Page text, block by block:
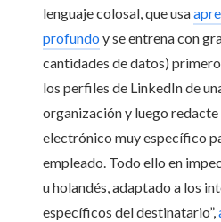
lenguaje colosal, que usa
profundo y se entrena con
cantidades de datos)
los perfiles de LinkedIn de
organización y luego redacte
electrónico muy específico
empleado. Todo ello en
u holandés, adaptado a los
específicos del destinatario”,